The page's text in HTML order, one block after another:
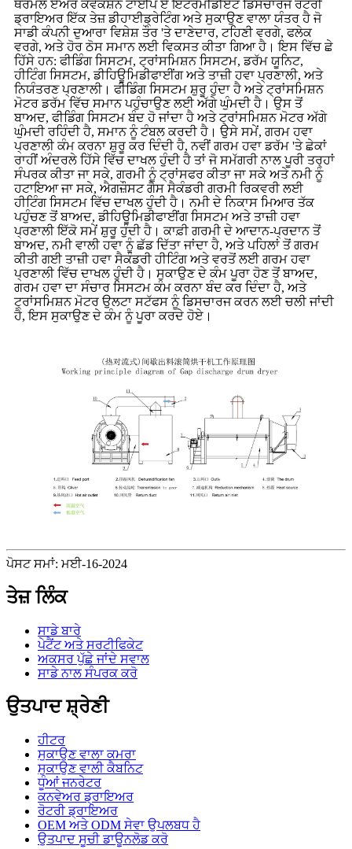
ਥਰਮਲ ਏਅਰ ਕੰਵੈਕਸ਼ਨ ਟਾਈਪ ਏ ਇੰਟਰਮੀਡੀਏਟ ਡਿਸਚਾਰਜ ਰੋਟਰੀ
ਡ੍ਰਾਇਅਰ ਇੱਕ ਤੇਜ਼ ਡੀਹਾਈਡ੍ਰੇਟਿੰਗ ਅਤੇ ਸੁਕਾਉਣ ਵਾਲਾ ਯੰਤਰ ਹੈ ਜੋ
ਸਾਡੀ ਕੰਪਨੀ ਦੁਆਰਾ ਵਿਸ਼ੇਸ਼ ਤੌਰ 'ਤੇ ਦਾਣੇਦਾਰ, ਟਹਿਣੀ ਵਰਗੇ, ਫਲੇਕ
ਵਰਗੇ, ਅਤੇ ਹੋਰ ਠੋਸ ਸਮਾਨ ਲਈ ਵਿਕਸਤ ਕੀਤਾ ਗਿਆ ਹੈ। ਇਸ ਵਿੱਚ ਛੇ
ਹਿੱਸੇ ਹਨ: ਫੀਡਿੰਗ ਸਿਸਟਮ, ਟ੍ਰਾਂਸਮਿਸ਼ਨ ਸਿਸਟਮ, ਡਰੱਮ ਯੂਨਿਟ,
ਹੀਟਿੰਗ ਸਿਸਟਮ, ਡੀਹਿਊਮਿਡੀਫਾਈਂਗ ਅਤੇ ਤਾਜ਼ੀ ਹਵਾ ਪ੍ਰਣਾਲੀ, ਅਤੇ
ਨਿਯੰਤਰਣ ਪ੍ਰਣਾਲੀ। ਫੀਡਿੰਗ ਸਿਸਟਮ ਸ਼ੁਰੂ ਹੁੰਦਾ ਹੈ ਅਤੇ ਟ੍ਰਾਂਸਮਿਸ਼ਨ
ਮੋਟਰ ਡਰੱਮ ਵਿੱਚ ਸਮਾਨ ਪਹੁੰਚਾਉਣ ਲਈ ਅੱਗੇ ਘੁੰਮਦੀ ਹੈ। ਉਸ ਤੋਂ
ਬਾਅਦ, ਫੀਡਿੰਗ ਸਿਸਟਮ ਬੰਦ ਹੋ ਜਾਂਦਾ ਹੈ ਅਤੇ ਟ੍ਰਾਂਸਮਿਸ਼ਨ ਮੋਟਰ ਅੱਗੇ
ਘੁੰਮਦੀ ਰਹਿੰਦੀ ਹੈ, ਸਮਾਨ ਨੂੰ ਟੰਬਲ ਕਰਦੀ ਹੈ। ਉਸੇ ਸਮੇਂ, ਗਰਮ ਹਵਾ
ਪ੍ਰਣਾਲੀ ਕੰਮ ਕਰਨਾ ਸ਼ੁਰੂ ਕਰ ਦਿੰਦੀ ਹੈ, ਨਵੀਂ ਗਰਮ ਹਵਾ ਡਰੱਮ 'ਤੇ ਛੇਕਾਂ
ਰਾਹੀਂ ਅੰਦਰਲੇ ਹਿੱਸੇ ਵਿੱਚ ਦਾਖਲ ਹੁੰਦੀ ਹੈ ਤਾਂ ਜੋ ਸਮੱਗਰੀ ਨਾਲ ਪੂਰੀ ਤਰ੍ਹਾਂ
ਸੰਪਰਕ ਕੀਤਾ ਜਾ ਸਕੇ, ਗਰਮੀ ਨੂੰ ਟ੍ਰਾਂਸਫਰ ਕੀਤਾ ਜਾ ਸਕੇ ਅਤੇ ਨਮੀ ਨੂੰ
ਹਟਾਇਆ ਜਾ ਸਕੇ, ਐਗਜ਼ੌਸਟ ਗੈਸ ਸੈਕੰਡਰੀ ਗਰਮੀ ਰਿਕਵਰੀ ਲਈ
ਹੀਟਿੰਗ ਸਿਸਟਮ ਵਿੱਚ ਦਾਖਲ ਹੁੰਦੀ ਹੈ। ਨਮੀ ਦੇ ਨਿਕਾਸ ਮਿਆਰ ਤੱਕ
ਪਹੁੰਚਣ ਤੋਂ ਬਾਅਦ, ਡੀਹਿਊਮਿਡੀਫਾਈਂਗ ਸਿਸਟਮ ਅਤੇ ਤਾਜ਼ੀ ਹਵਾ
ਪ੍ਰਣਾਲੀ ਇੱਕੋ ਸਮੇਂ ਸ਼ੁਰੂ ਹੁੰਦੀ ਹੈ। ਕਾਫ਼ੀ ਗਰਮੀ ਦੇ ਆਦਾਨ-ਪ੍ਰਦਾਨ ਤੋਂ
ਬਾਅਦ, ਨਮੀ ਵਾਲੀ ਹਵਾ ਨੂੰ ਛੱਡ ਦਿੱਤਾ ਜਾਂਦਾ ਹੈ, ਅਤੇ ਪਹਿਲਾਂ ਤੋਂ ਗਰਮ
ਕੀਤੀ ਗਈ ਤਾਜ਼ੀ ਹਵਾ ਸੈਕੰਡਰੀ ਹੀਟਿੰਗ ਅਤੇ ਵਰਤੋਂ ਲਈ ਗਰਮ ਹਵਾ
ਪ੍ਰਣਾਲੀ ਵਿੱਚ ਦਾਖਲ ਹੁੰਦੀ ਹੈ। ਸੁਕਾਉਣ ਦੇ ਕੰਮ ਪੂਰਾ ਹੋਣ ਤੋਂ ਬਾਅਦ,
ਗਰਮ ਹਵਾ ਦਾ ਸੰਚਾਰ ਸਿਸਟਮ ਕੰਮ ਕਰਨਾ ਬੰਦ ਕਰ ਦਿੰਦਾ ਹੈ, ਅਤੇ
ਟ੍ਰਾਂਸਮਿਸ਼ਨ ਮੋਟਰ ਉਲਟਾ ਸਟੱਫਸ ਨੂੰ ਡਿਸਚਾਰਜ ਕਰਨ ਲਈ ਚਲੀ ਜਾਂਦੀ
ਹੈ, ਇਸ ਸੁਕਾਉਣ ਦੇ ਕੰਮ ਨੂੰ ਪੂਰਾ ਕਰਦੇ ਹੋਏ।
ਪੋਸਟ ਸਮਾਂ: ਮਈ-16-2024
ਤੇਜ਼ ਲਿੰਕ
ਸਾਡੇ ਬਾਰੇ
ਪੇਟੈਂਟ ਅਤੇ ਸਰਟੀਫਿਕੇਟ
ਅਕਸਰ ਪੁੱਛੇ ਜਾਂਦੇ ਸਵਾਲ
ਸਾਡੇ ਨਾਲ ਸੰਪਰਕ ਕਰੋ
ਉਤਪਾਦ ਸ਼੍ਰੇਣੀ
ਹੀਟਰ
ਸੁਕਾਉਣ ਵਾਲਾ ਕਮਰਾ
ਸੁਕਾਉਣ ਵਾਲੀ ਕੈਬਨਿਟ
ਧੂੰਆਂ ਜਨਰੇਟਰ
ਕਨਵੇਅਰ ਡ੍ਰਾਇਅਰ
ਰੋਟਰੀ ਡ੍ਰਾਇਅਰ
OEM ਅਤੇ ODM ਸੇਵਾ ਉਪਲਬਧ ਹੈ
ਉਤਪਾਦ ਸੂਚੀ ਡਾਊਨਲੋਡ ਕਰੋ